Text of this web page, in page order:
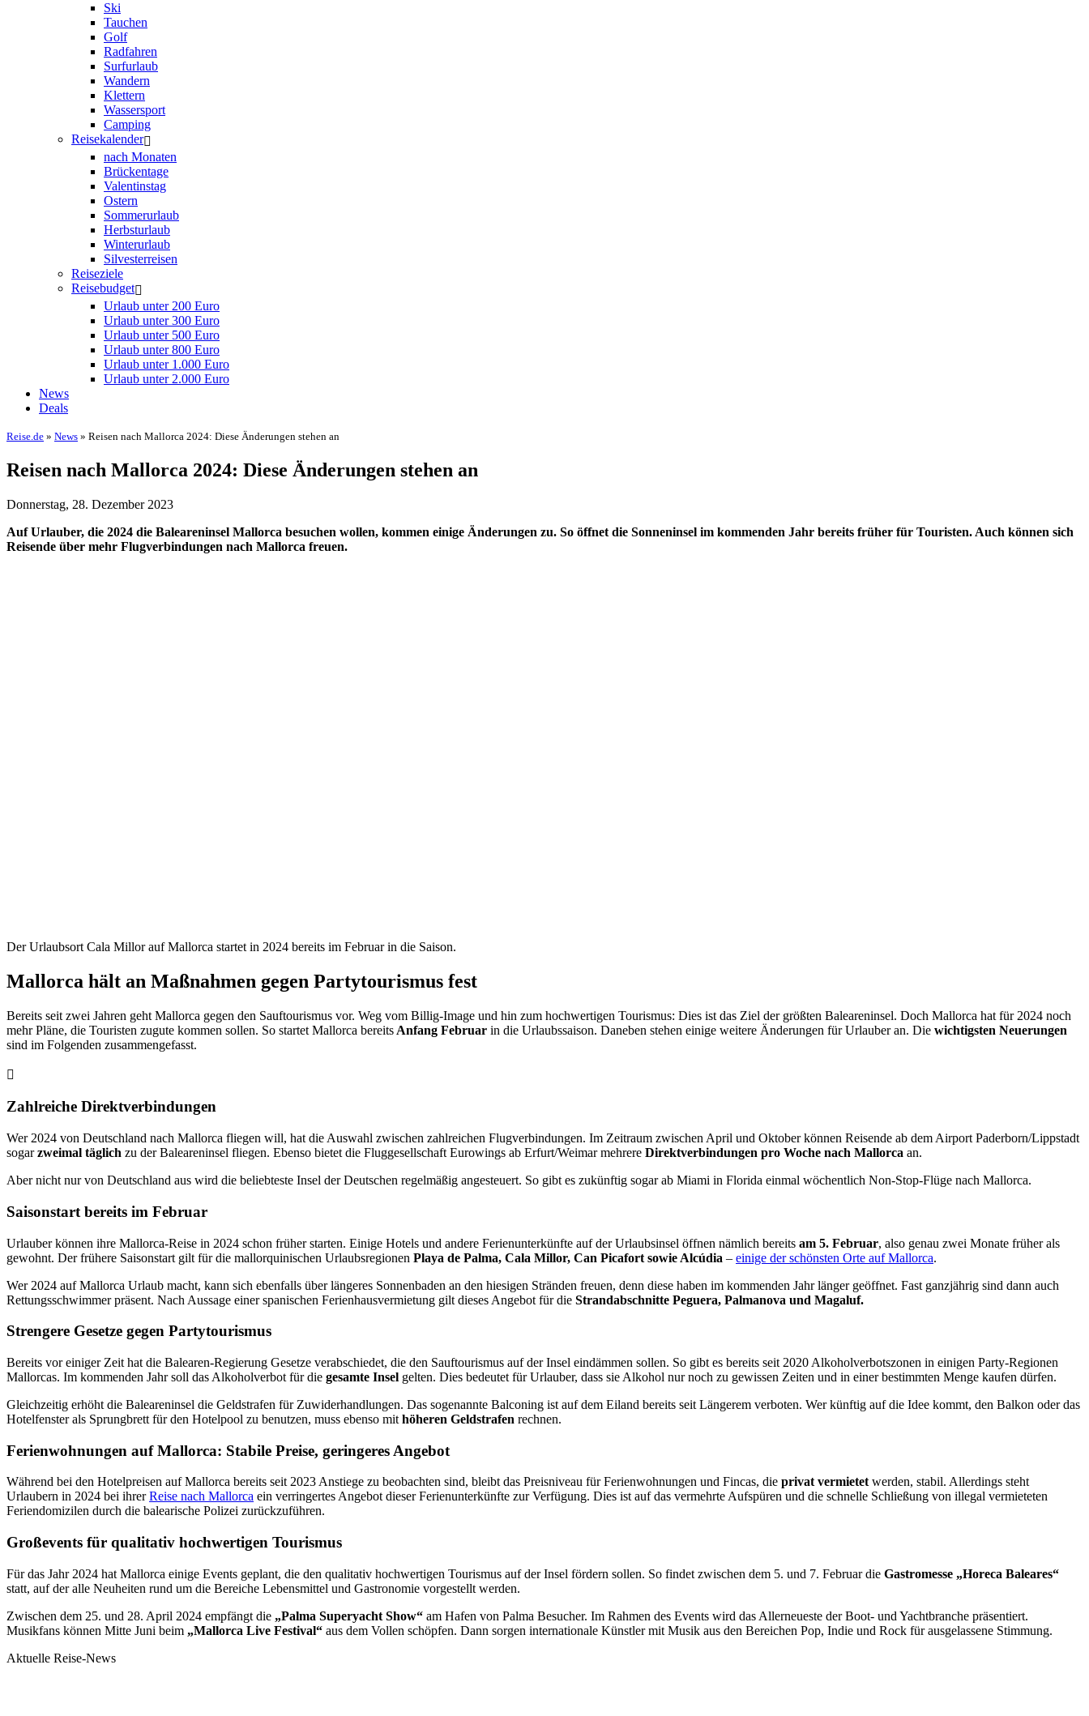
Ski
Tauchen
Golf
Radfahren
Surfurlaub
Wandern
Klettern
Wassersport
Camping
Reisekalender
nach Monaten
Brückentage
Valentinstag
Ostern
Sommerurlaub
Herbsturlaub
Winterurlaub
Silvesterreisen
Reiseziele
Reisebudget
Urlaub unter 200 Euro
Urlaub unter 300 Euro
Urlaub unter 500 Euro
Urlaub unter 800 Euro
Urlaub unter 1.000 Euro
Urlaub unter 2.000 Euro
News
Deals
Reise.de » News » Reisen nach Mallorca 2024: Diese Änderungen stehen an
Reisen nach Mallorca 2024: Diese Änderungen stehen an
Donnerstag, 28. Dezember 2023
Auf Urlauber, die 2024 die Baleareninsel Mallorca besuchen wollen, kommen einige Änderungen zu. So öffnet die Sonneninsel im kommenden Jahr bereits früher für Touristen. Auch können sich
Reisende über mehr Flugverbindungen nach Mallorca freuen.
Der Urlaubsort Cala Millor auf Mallorca startet in 2024 bereits im Februar in die Saison.
Mallorca hält an Maßnahmen gegen Partytourismus fest
Bereits seit zwei Jahren geht Mallorca gegen den Sauftourismus vor. Weg vom Billig-Image und hin zum hochwertigen Tourismus: Dies ist das Ziel der größten Baleareninsel. Doch Mallorca hat für 2024 noch
mehr Pläne, die Touristen zugute kommen sollen. So startet Mallorca bereits Anfang Februar in die Urlaubssaison. Daneben stehen einige weitere Änderungen für Urlauber an. Die wichtigsten Neuerungen
sind im Folgenden zusammengefasst.
Zahlreiche Direktverbindungen
Wer 2024 von Deutschland nach Mallorca fliegen will, hat die Auswahl zwischen zahlreichen Flugverbindungen. Im Zeitraum zwischen April und Oktober können Reisende ab dem Airport Paderborn/Lippstadt
sogarzweimal täglich zu der Baleareninsel fliegen. Ebenso bietet die Fluggesellschaft Eurowings ab Erfurt/Weimar mehrere Direktverbindungen pro Woche nach Mallorca an.
Aber nicht nur von Deutschland aus wird die beliebteste Insel der Deutschen regelmäßig angesteuert. So gibt es zukünftig sogar ab Miami in Florida einmal wöchentlich Non-Stop-Flüge nach Mallorca.
Saisonstart bereits im Februar
Urlauber können ihre Mallorca-Reise in 2024 schon früher starten. Einige Hotels und andere Ferienunterkünfte auf der Urlaubsinsel öffnen nämlich bereits am 5. Februar, also genau zwei Monate früher als
gewohnt. Der frühere Saisonstart gilt für die mallorquinischen Urlaubsregionen Playa de Palma, Cala Millor, Can Picafort sowie Alcúdia – einige der schönsten Orte auf Mallorca.
Wer 2024 auf Mallorca Urlaub macht, kann sich ebenfalls über längeres Sonnenbaden an den hiesigen Stränden freuen, denn diese haben im kommenden Jahr länger geöffnet. Fast ganzjährig sind dann auch
Rettungsschwimmer präsent. Nach Aussage einer spanischen Ferienhausvermietung gilt dieses Angebot für die Strandabschnitte Peguera, Palmanova und Magaluf.
Strengere Gesetze gegen Partytourismus
Bereits vor einiger Zeit hat die Balearen-Regierung Gesetze verabschiedet, die den Sauftourismus auf der Insel eindämmen sollen. So gibt es bereits seit 2020 Alkoholverbotszonen in einigen Party-Regionen
Mallorcas. Im kommenden Jahr soll das Alkoholverbot für die gesamte Insel gelten. Dies bedeutet für Urlauber, dass sie Alkohol nur noch zu gewissen Zeiten und in einer bestimmten Menge kaufen dürfen.
Gleichzeitig erhöht die Baleareninsel die Geldstrafen für Zuwiderhandlungen. Das sogenannte Balconing ist auf dem Eiland bereits seit Längerem verboten. Wer künftig auf die Idee kommt, den Balkon oder das
Hotelfenster als Sprungbrett für den Hotelpool zu benutzen, muss ebenso mit höheren Geldstrafen rechnen.
Ferienwohnungen auf Mallorca: Stabile Preise, geringeres Angebot
Während bei den Hotelpreisen auf Mallorca bereits seit 2023 Anstiege zu beobachten sind, bleibt das Preisniveau für Ferienwohnungen und Fincas, die privat vermietet werden, stabil. Allerdings steht
Urlaubern in 2024 bei ihrerReise nach Mallorca ein verringertes Angebot dieser Ferienunterkünfte zur Verfügung. Dies ist auf das vermehrte Aufspüren und die schnelle Schließung von illegal vermieteten
Feriendomizilen durch die balearische Polizei zurückzuführen.
Großevents für qualitativ hochwertigen Tourismus
Für das Jahr 2024 hat Mallorca einige Events geplant, die den qualitativ hochwertigen Tourismus auf der Insel fördern sollen. So findet zwischen dem 5. und 7. Februar die Gastromesse „Horeca Baleares“
statt, auf der alle Neuheiten rund um die Bereiche Lebensmittel und Gastronomie vorgestellt werden.
Zwischen dem 25. und 28. April 2024 empfängt die „Palma Superyacht Show“ am Hafen von Palma Besucher. Im Rahmen des Events wird das Allerneueste der Boot- und Yachtbranche präsentiert.
Musikfans können Mitte Juni beim „Mallorca Live Festival“ aus dem Vollen schöpfen. Dann sorgen internationale Künstler mit Musik aus den Bereichen Pop, Indie und Rock für ausgelassene Stimmung.
Aktuelle Reise-News